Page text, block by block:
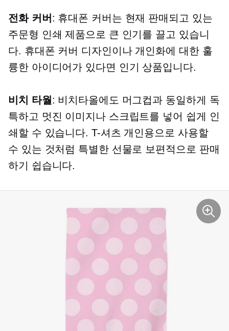
전화 커버 : 휴대폰 커버는 현재 판매되고 있는
주문형 인쇄 제품으로 큰 인기를 끌고 있습니
다. 휴대폰 커버 디자인이나 개인화에 대한 훌
륭한 아이디어가 있다면 인기 상품입니다.
비치 타월: 비치타올에도 머그컵과 동일하게 독
특하고 멋진 이미지나 스크립트를 넣어 쉽게 인
쇄할 수 있습니다. T-셔츠 개인용으로 사용할
수 있는 것처럼 특별한 선물로 보편적으로 판매
하기 쉽습니다.